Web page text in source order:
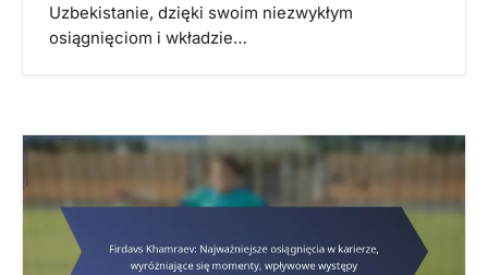
Uzbekistanie, dzięki swoim niezwykłym
osiągnięciom i wkładzie…